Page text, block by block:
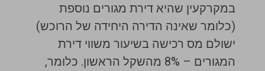
במקרקעין שהיא דירת מגורים נוספת
(כלומר שאינה הדירה היחידה של הרוכש)
ישולם מס רכישה בשיעור משווי דירת
המגורים – 8% מהשקל הראשון. כלומר,